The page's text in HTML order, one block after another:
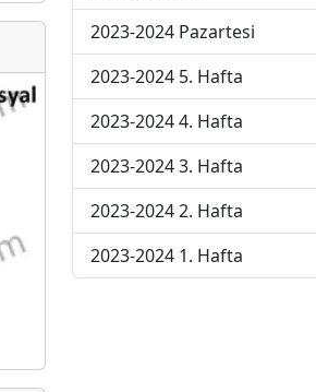
2023-2024 Pazartesi
2023-2024 5. Hafta
2023-2024 4. Hafta
2023-2024 3. Hafta
2023-2024 2. Hafta
2023-2024 1. Hafta